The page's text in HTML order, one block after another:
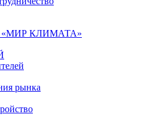
«МИР КЛИМАТА»
рынка